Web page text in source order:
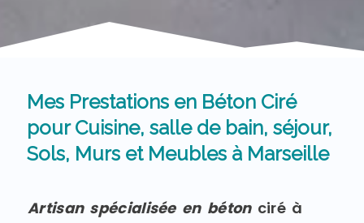
Mes Prestations en Béton Ciré
pour Cuisine, salle de bain, séjour,
Sols, Murs et Meubles à Marseille
Artisan spécialisée en bétonciré à